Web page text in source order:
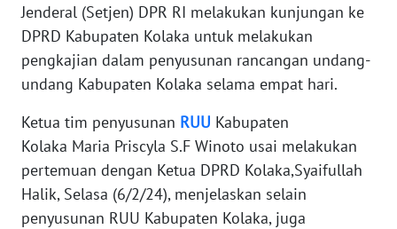
Jenderal (Setjen) DPR RI melakukan kunjungan ke
DPRD Kabupaten Kolaka untuk melakukan
pengkajian dalam penyusunan rancangan undang-
undang Kabupaten Kolaka selama empat hari.
Ketua tim penyusunan RUU Kabupaten
Kolaka Maria Priscyla S.F Winoto usai melakukan
pertemuan dengan Ketua DPRD Kolaka,Syaifullah
Halik, Selasa (6/2/24), menjelaskan selain
penyusunan RUU Kabupaten Kolaka, juga
KARIR
DISCLAIMER
Wahana
News
Regional
WN
SUMUT